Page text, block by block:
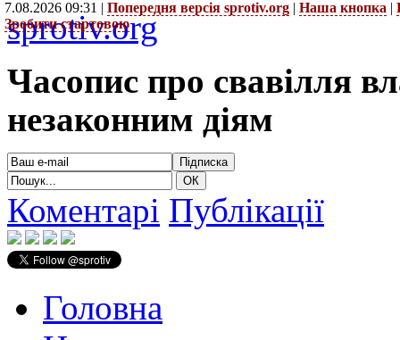
7.08.2026 09:31 | Попередня версія sprotiv.org | Наша кнопка |
Зробити стартовою
sprotiv.org
Часопис про свавілля
незаконним діям
Коментарі Публікації
Головна